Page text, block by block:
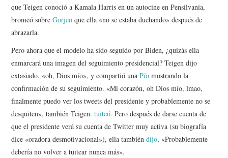
que Teigen conoció a Kamala Harris en un autocine en Pensilvania,
bromeó sobreGorjeo que ella «no se estaba duchando» después de
abrazarla.
Pero ahora que el modelo ha sido seguido por Biden, ¿quizás ella
enmarcará una imagen del seguimiento presidencial? Teigen dijo
extasiado, «oh, Dios mío», y compartió unaPío mostrando la
confirmación de su seguimiento. «Mi corazón, oh Dios mío, lmao,
finalmente puedo ver los tweets del presidente y probablemente no se
desquiten», también Teigen.tuiteó. Pero después de darse cuenta de
que el presidente verá su cuenta de Twitter muy activa (su biografía
dice «oradora desmotivacional»), ella tambiéndijo, «Probablemente
debería no volver a tuitear nunca más».